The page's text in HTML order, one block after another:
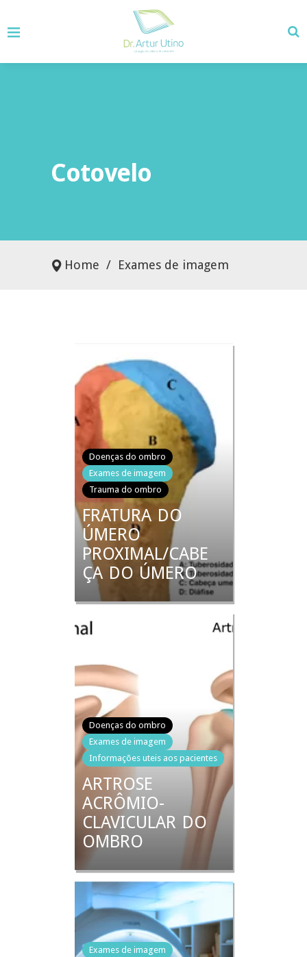
Cotovelo
Home / Exames de imagem
Doenças do ombro
Exames de imagem
Trauma do ombro
FRATURA DO
ÚMERO
PROXIMAL/CABE
ÇA DO ÚMERO
Doenças do ombro
Exames de imagem
Informações uteis aos pacientes
ARTROSE
ACRÔMIO-
CLAVICULAR DO
OMBRO
Exames de imagem